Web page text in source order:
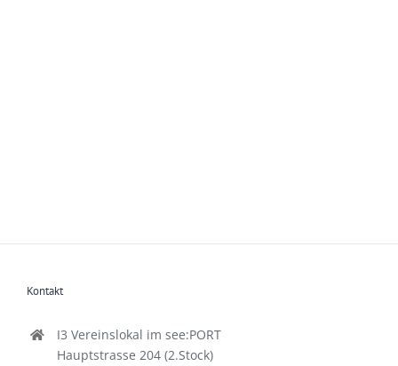
Kontakt
I3 Vereinslokal im see:PORT
Hauptstrasse 204 (2.Stock)